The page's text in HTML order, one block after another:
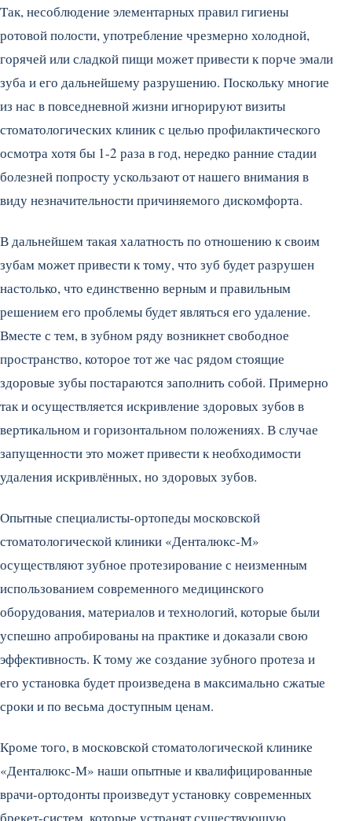
Так, несоблюдение элементарных правил гигиены
ротовой полости, употребление чрезмерно холодной,
горячей или сладкой пищи может привести к порче эмали
зуба и его дальнейшему разрушению. Поскольку многие
из нас в повседневной жизни игнорируют визиты
стоматологических клиник с целью профилактического
осмотра хотя бы 1-2 раза в год, нередко ранние стадии
болезней попросту ускользают от нашего внимания в
виду незначительности причиняемого дискомфорта.
В дальнейшем такая халатность по отношению к своим
зубам может привести к тому, что зуб будет разрушен
настолько, что единственно верным и правильным
решением его проблемы будет являться его удаление.
Вместе с тем, в зубном ряду возникнет свободное
пространство, которое тот же час рядом стоящие
здоровые зубы постараются заполнить собой. Примерно
так и осуществляется искривление здоровых зубов в
вертикальном и горизонтальном положениях. В случае
запущенности это может привести к необходимости
удаления искривлённых, но здоровых зубов.
Опытные специалисты-ортопеды московской
стоматологической клиники «Денталюкс-М»
осуществляют зубное протезирование с неизменным
использованием современного медицинского
оборудования, материалов и технологий, которые были
успешно апробированы на практике и доказали свою
эффективность. К тому же создание зубного протеза и
его установка будет произведена в максимально сжатые
сроки и по весьма доступным ценам.
Кроме того, в московской стоматологической клинике
«Денталюкс-М» наши опытные и квалифицированные
врачи-ортодонты произведут установку современных
брекет-систем, которые устранят существующую